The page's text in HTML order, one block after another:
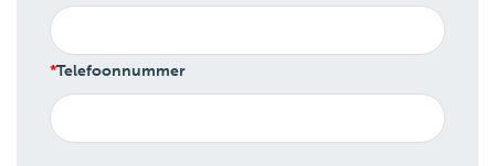
Telefoonnummer